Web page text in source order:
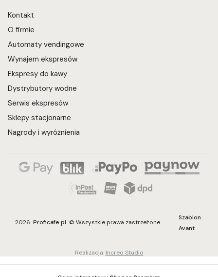
Kontakt
O firmie
Automaty vendingowe
Wynajem ekspresów
Ekspresy do kawy
Dystrybutory wodne
Serwis ekspresów
Sklepy stacjonarne
Nagrody i wyróżnienia
2026 Proficafe.pl © Wszystkie prawa zastrzeżone.
Szablon
Avant
Realizacja: Increo Studio